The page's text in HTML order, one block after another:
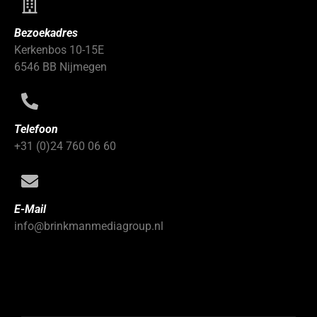
Bezoekadres
Kerkenbos 10-15E
6546 BB Nijmegen
Telefoon
+31 (0)24 760 06 60
E-Mail
info@brinkmanmediagroup.nl